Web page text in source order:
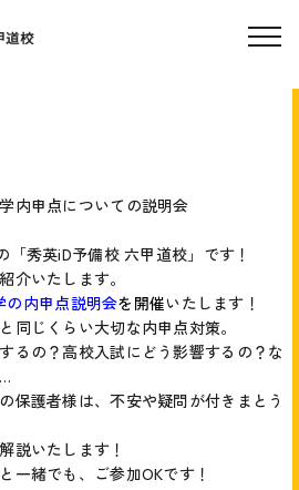
内申点についての説明会
秀英iD予備校 六甲道校」です！
介いたします。
の内申点説明会を開催いたします！
同じくらい大切な内申点対策。
るの？高校入試にどう影響するの？な
保護者様は、不安や疑問が付きまとう
説いたします！
一緒でも、ご参加OKです！